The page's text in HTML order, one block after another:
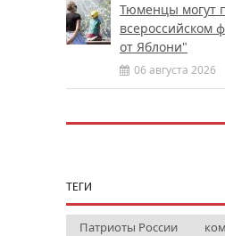
Тюменцы могут
всероссийском
от Яблони"
06 августа 2026
ТЕГИ
Патриоты России